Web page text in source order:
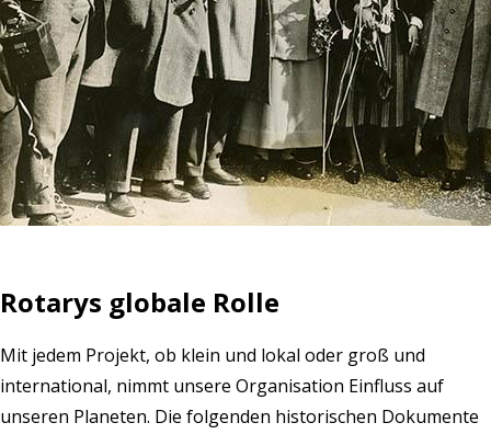
Rotarys globale Rolle
Mit jedem Projekt, ob klein und lokal oder groß und
international, nimmt unsere Organisation Einfluss auf
unseren Planeten. Die folgenden historischen Dokumente